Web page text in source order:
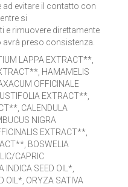
evitare il contatto con
si
e rimuovere direttamente
preso consistenza.
LAPPA EXTRACT**,
HAMAMELIS
OFFICINALE
EXTRACT**,
CALENDULA
NIGRA
EXTRACT**,
BOSWELIA
CAPRIC
INDICA SEED OIL*,
OIL*, ORYZA SATIVA